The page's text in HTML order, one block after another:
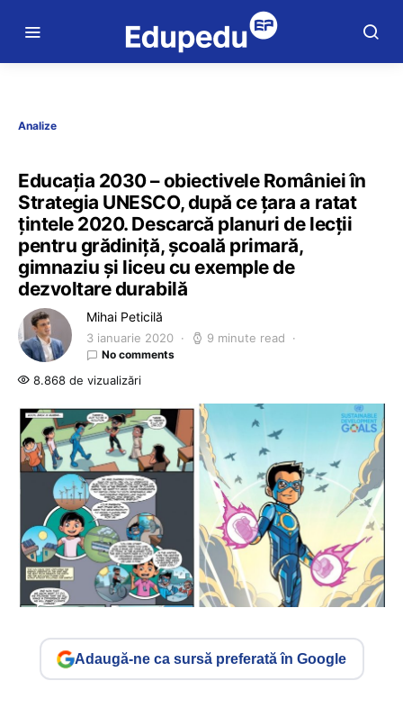
Analize
Educaţia 2030 – obiectivele României în
Strategia UNESCO, după ce ţara a ratat
ţintele 2020. Descarcă planuri de lecţii
pentru grădiniţă, şcoală primară,
gimnaziu şi liceu cu exemple de
dezvoltare durabilă
Mihai Peticilă
3 ianuarie 2020 9 minute read
No comments
8.868 de vizualizări
Adaugă-ne ca sursă preferată în Google